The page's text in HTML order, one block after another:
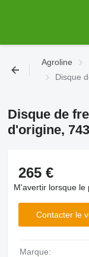
Agroline
Disque
Disque de
d'origine,
265 €
M'avertir lorsque le
Contacter le
Marque: